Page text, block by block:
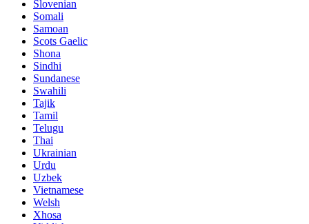
Slovenian
Somali
Samoan
Scots Gaelic
Shona
Sindhi
Sundanese
Swahili
Tajik
Tamil
Telugu
Thai
Ukrainian
Urdu
Uzbek
Vietnamese
Welsh
Xhosa